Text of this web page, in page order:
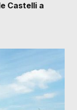
Castelli a